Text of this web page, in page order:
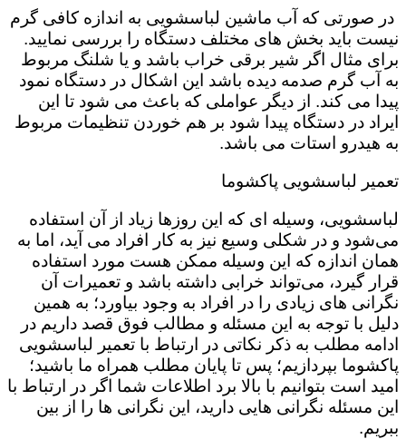
در صورتی که آب ماشین لباسشویی به اندازه کافی گرم
نیست باید بخش های مختلف دستگاه را بررسی نمایید.
برای مثال اگر شیر برقی خراب باشد و یا شلنگ مربوط
به آب گرم صدمه دیده باشد این اشکال در دستگاه نمود
پیدا می کند. از دیگر عواملی که باعث می شود تا این
ایراد در دستگاه پیدا شود بر هم خوردن تنظیمات مربوط
به هیدرو استات می باشد.
تعمیر لباسشویی پاکشوما
لباسشویی، وسیله ای که این روزها زیاد از آن استفاده
می‌شود و در شکلی وسیع نیز به کار افراد می آید، اما به
همان اندازه که این وسیله ممکن هست مورد استفاده
قرار گیرد، می‌تواند خرابی داشته باشد و تعمیرات آن
نگرانی های زیادی را در افراد به وجود بیاورد؛ به همین
دلیل با توجه به این مسئله و مطالب فوق قصد داریم در
ادامه مطلب به ذکر نکاتی در ارتباط با تعمیر لباسشویی
پاکشوما بپردازیم؛ پس تا پایان مطلب همراه ما باشید؛
امید است بتوانیم با بالا برد اطلاعات شما اگر در ارتباط با
این مسئله نگرانی هایی دارید، این نگرانی ها را از بین
ببریم.